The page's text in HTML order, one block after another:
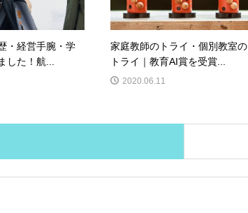
・経営手腕・学
した！航...
家庭教師のトライ・個別教室の
トライ｜教育AI賞を受賞...
2020.06.11